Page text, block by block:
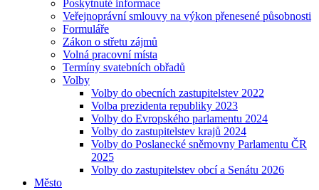
Poskytnuté informace
Veřejnoprávní smlouvy na výkon přenesené působnosti
Formuláře
Zákon o střetu zájmů
Volná pracovní místa
Termíny svatebních obřadů
Volby
Volby do obecních zastupitelstev 2022
Volba prezidenta republiky 2023
Volby do Evropského parlamentu 2024
Volby do zastupitelstev krajů 2024
Volby do Poslanecké sněmovny Parlamentu ČR
2025
Volby do zastupitelstev obcí a Senátu 2026
Město